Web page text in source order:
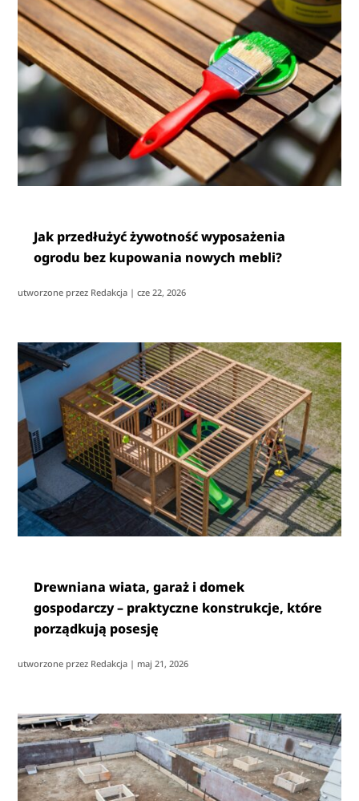
Jak przedłużyć żywotność wyposażenia
ogrodu bez kupowania nowych mebli?
utworzone przez Redakcja |cze 22, 2026
Drewniana wiata, garaż i domek
gospodarczy – praktyczne konstrukcje, które
porządkują posesję
utworzone przez Redakcja | maj 21, 2026